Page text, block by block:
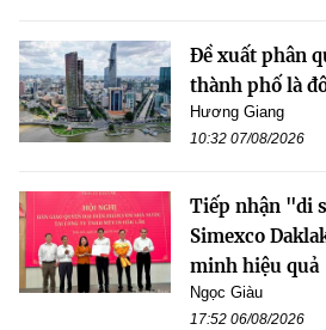
Đề xuất phân
thành phố là
Hương Giang
10:32 07/08/2026
Tiếp nhận "di
Simexco
minh hiệu quả
Ngọc Giàu
17:52 06/08/2026